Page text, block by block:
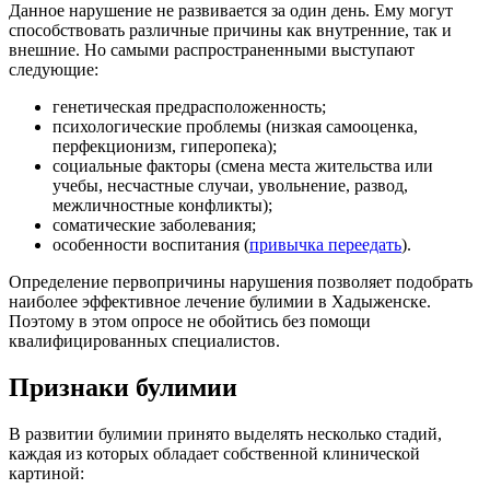
Данное нарушение не развивается за один день. Ему могут
способствовать различные причины как внутренние, так и
внешние. Но самыми распространенными выступают
следующие:
генетическая предрасположенность;
психологические проблемы (низкая самооценка,
перфекционизм, гиперопека);
социальные факторы (смена места жительства или
учебы, несчастные случаи, увольнение, развод,
межличностные конфликты);
соматические заболевания;
особенности воспитания (привычка переедать).
Определение первопричины нарушения позволяет подобрать
наиболее эффективное лечение булимии в Хадыженске.
Поэтому в этом опросе не обойтись без помощи
квалифицированных специалистов.
Признаки булимии
В развитии булимии принято выделять несколько стадий,
каждая из которых обладает собственной клинической
картиной: